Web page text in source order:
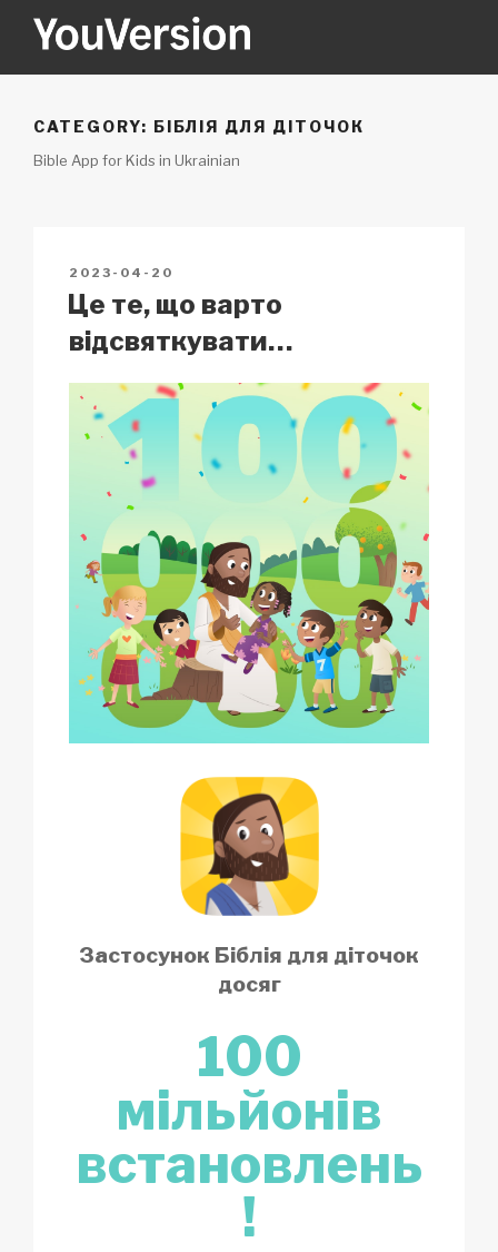
YOUVERSION
CATEGORY: БІБЛІЯ ДЛЯ ДІТОЧОК
Bible App for Kids in Ukrainian
POSTED
ON
2023-04-20
Це те, що варто
відсвяткувати…
Застосунок Біблія для діточок
досяг
100
мільйонів
встановлень
!